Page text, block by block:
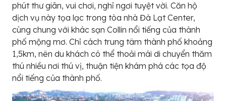
phút thư giãn, vui chơi, nghỉ ngơi tuyệt vời. Căn hộ
dịch vụ này tọa lạc trong tòa nhà Đà Lạt Center,
cùng chung với khác sạn Collin nổi tiếng của thành
phố mộng mơ. Chỉ cách trung tâm thành phố khoảng
1,5km, nên du khách có thể thoải mái di chuyển thăm
thú nhiều nơi thú vị, thuận tiện khám phá các tọa độ
nổi tiếng của thành phố.